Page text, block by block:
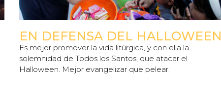
EN DEFENSA DEL HALLOWEEN
Es mejor promover la vida litúrgica, y con ella la
solemnidad de Todos los Santos, que atacar el
Halloween. Mejor evangelizar que pelear.